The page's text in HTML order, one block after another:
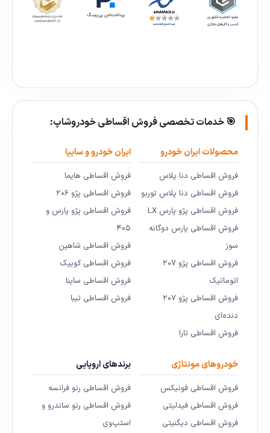
🎯 خدمات تخصصی فروش اقساطی خودروشاپ:
محصولات ایران خودرو
فروش اقساطی دنا پلاس
فروش اقساطی دنا پلاس توربو
فروش اقساطی پژو پارس LX
فروش اقساطی پارس دوگانه
سوز
فروش اقساطی پژو ۲۰۷
اتوماتیک
فروش اقساطی پژو ۲۰۷
دنده‌ای
فروش اقساطی تارا
ایران خودرو و سایپا
فروش اقساطی هایما
فروش اقساطی پژو ۲۰۶
فروش اقساطی پژو پارس و
۴۰۵
فروش اقساطی شاهین
فروش اقساطی کوییک
فروش اقساطی ساینا
فروش اقساطی تیبا
خودروهای مونتاژی
فروش اقساطی فونیکس
فروش اقساطی فیدلیتی
فروش اقساطی دیگنیتی
برندهای اروپایی
فروش اقساطی رنو فرانسه
فروش اقساطی رنو ساندرو و
استپ‌وی